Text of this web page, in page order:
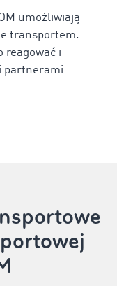
umożliwiają
transportem.
reagować i
partnerami